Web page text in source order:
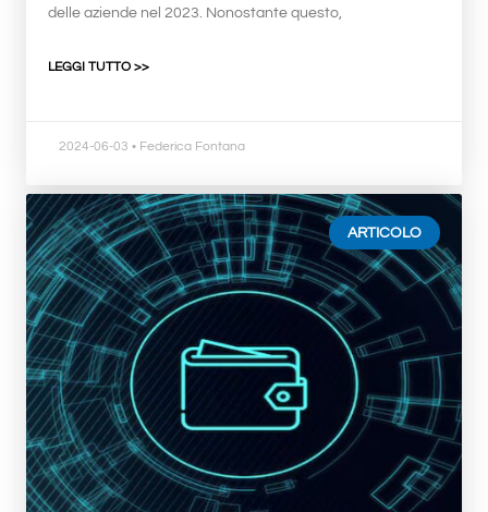
delle aziende nel 2023. Nonostante questo,
LEGGI TUTTO >>
2024-06-03 • Federica Fontana
ARTICOLO